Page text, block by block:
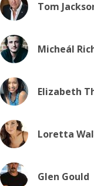
Tom
Micheál
Elizabeth
Loretta
Glen Gould